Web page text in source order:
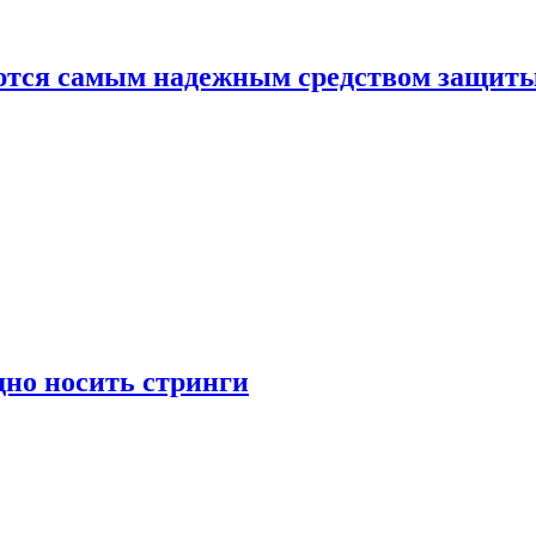
самым надежным средством
носить стринги